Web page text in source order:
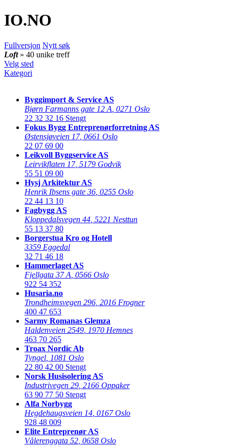
IO.NO
Fullversjon Nytt søk
Loft » 40 unike treff
Velg sted
Kategori
Byggimport & Service AS
Bjørn Farmanns gate 12 A 0271 Oslo
22 32 32 16 Stengt
Fokus Bygg Entreprenørforretning AS
Østensjøveien 17, 0661 Oslo
22 07 69 00
Leikvoll Byggservice AS
Leirvikflaten 17, 5179 Godvik
55 51 09 00
Hysj Arkitektur AS
Henrik Ibsens gate 36 0255 Oslo
22 44 13 10
Fagbygg AS
Kloppedalsvegen 44 5221 Nesttun
55 13 37 80
Borgerstua Kro og Hotell
3359 Eggedal
32 71 46 18
Hammerlaget AS
Fjellgata 37 A 0566 Oslo
922 54 352
Husaria.no
Trondheimsvegen 296 2016 Frogner
400 47 653
Sarmy Romanas Glemza
Haldenveien 2549 1970 Hemnes
463 70 265
Troax Nordic Ab
Tyngel 1081 Oslo
22 80 42 00 Stengt
Norsk Husisolering AS
Industrivegen 29 2166 Oppaker
63 90 77 50 Stengt
Alfa Norbygg
Hegdehaugsveien 14 0167 Oslo
928 48 009
Elite Entreprenør AS
Vålerenggata 52 0658 Oslo